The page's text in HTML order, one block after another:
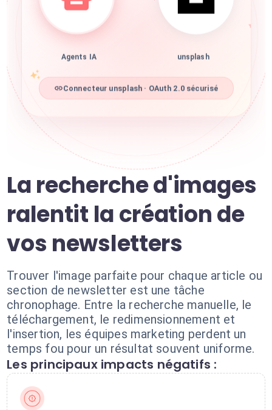
Agents IA unsplash
Connecteur unsplash · OAuth 2.0 sécurisé
La recherche d'images
ralentit la création de
vos newsletters
Trouver l'image parfaite pour chaque article ou
section de newsletter est une tâche
chronophage. Entre la recherche manuelle, le
téléchargement, le redimensionnement et
l'insertion, les équipes marketing perdent un
temps fou pour un résultat souvent uniforme.
Les principaux impacts négatifs :